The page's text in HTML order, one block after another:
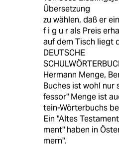
Übersetzung
zu wählen, daß er
f i g u r als Preis
auf dem Tisch liegt
DEUTSCHE
Hermann Menge,
Buches ist wohl nur
fessor" Menge ist
tein-Wörterbuchs
Ein "Altes
ment" haben in
mern".